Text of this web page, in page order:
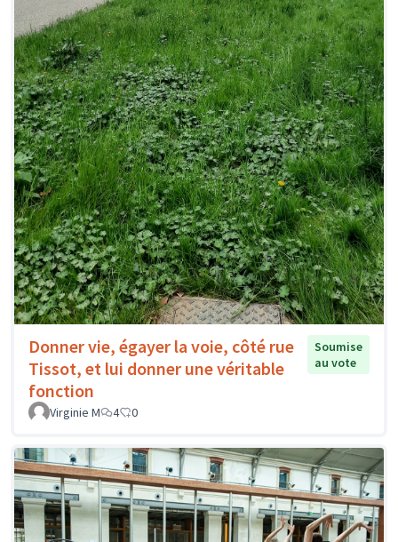
Donner vie, égayer la voie, côté rue
Tissot, et lui donner une véritable
fonction
Soumise
au vote
Virginie M 4 0